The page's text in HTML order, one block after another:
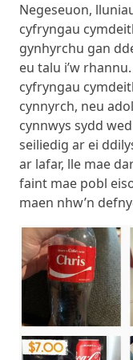
Negeseuon,
cyfryngau
gynhyrchu gan
eu talu i’w
cyfryngau
cynnyrch, neu
cynnwys sydd
seiliedig ar ei
ar lafar, lle mae
faint mae pobl
maen nhw’n